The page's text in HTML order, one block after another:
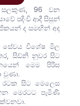
සලකුණ, 96 වන
පදිංචි ආදී සිසුන්
ද සමඟින් අද
විශේෂ මිල
සිඩ්නි නුවර සිට
මෙම පිරිස
වුණා.
රටක සිට මෙලෙස
මෙරටට පැමිණි